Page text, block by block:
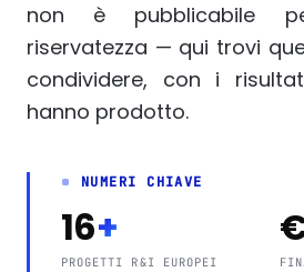
non è pubblicabile
riservatezza — qui trovi
condividere, con i
hanno prodotto.
NUMERI CHIAVE
16+
PROGETTI R&I EUROPEI